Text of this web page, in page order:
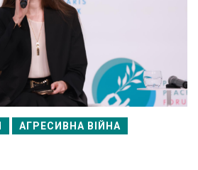
АГРЕСИВНА ВІЙНА